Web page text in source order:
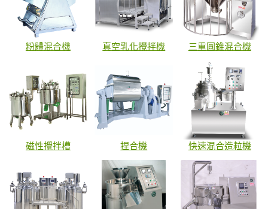
粉體混合機 真空乳化攪拌機 三重圓錐混合機
磁性攪拌槽 捏合機 快速混合造粒機